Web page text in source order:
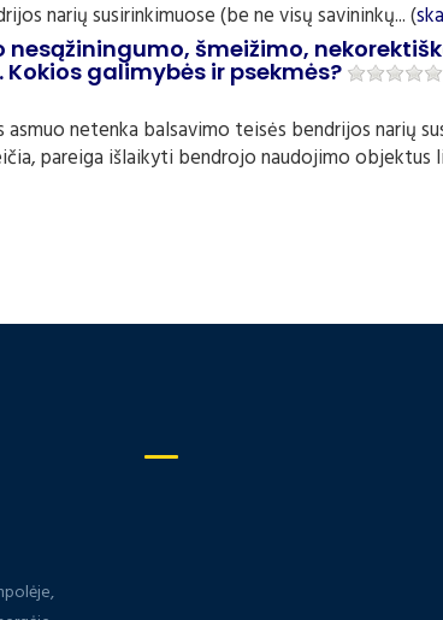
narių susirinkimuose (be ne visų savininkų... (
šmeižimo,
galimybės ir psekmės?
netenka balsavimo teisės bendrijos narių
pareiga išlaikyti bendrojo naudojimo objektus